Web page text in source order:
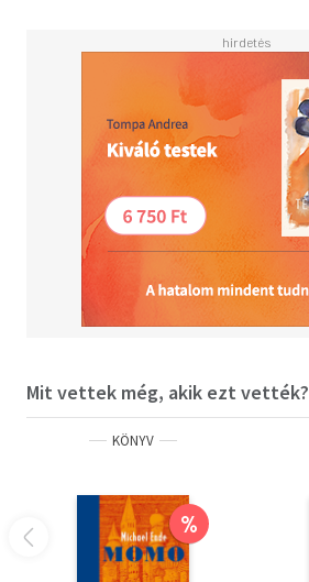
Mit vettek még, akik ezt vették?
KÖNYV
%